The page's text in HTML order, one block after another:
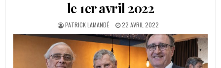
le 1er avril 2022
AUTHOR:
PATRICK LAMANDÉ
PUBLISHED
DATE:
22 AVRIL 2022